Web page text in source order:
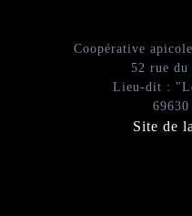
Coopérative
52 rue du
Lieu-dit :
69630
Site de